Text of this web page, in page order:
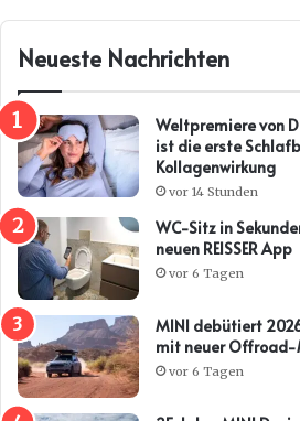
Neueste Nachrichten
Weltpremiere von
ist die erste
Kollagenwirkung
vor 14 Stunden
WC-Sitz in
neuen REISSER App
vor 6 Tagen
MINI debütiert
mit neuer
vor 6 Tagen